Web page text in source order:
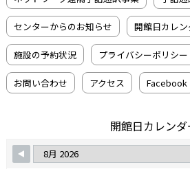
センターからのお知らせ 開館日カレン
施設の予約状況 プライバシーポリシー
お問い合わせ アクセス Facebook
開館日カレンダ